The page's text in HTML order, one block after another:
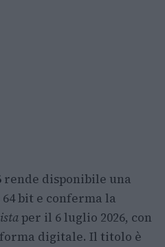
rende disponibile una
64 bit e conferma la
per il 6 luglio 2026, con
digitale. Il titolo è